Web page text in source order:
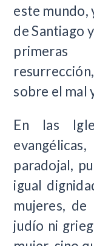
este mundo,
de Santiago
primeras
sobre el mal
En las
paradojal,
igual
mujeres, de
judío ni